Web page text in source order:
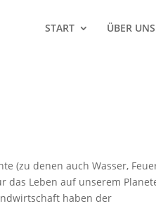
START ÜBER UNS
(zu denen auch Wasser,
das Leben auf unserem
haben der